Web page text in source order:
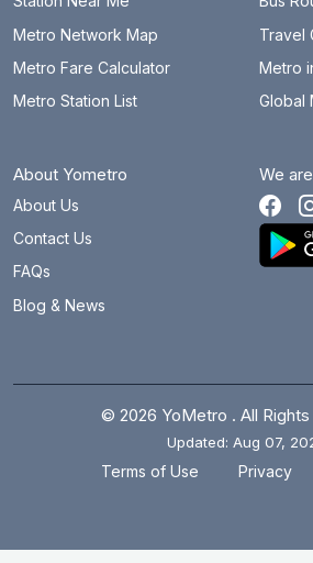
Metro Network Map
Metro Fare Calculator
Metro Station List
Travel
Metro
Global
About Yometro
About Us
Contact Us
FAQs
Blog & News
We
© 2026 YoMetro . All
Updated: Aug 07,
Terms of Use Privacy